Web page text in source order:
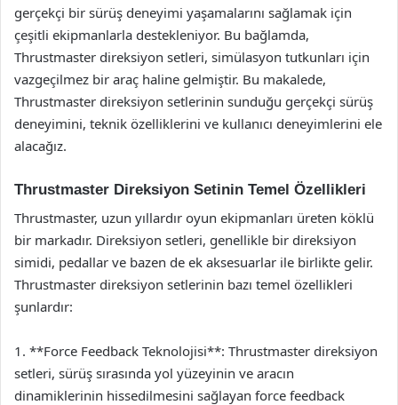
gerçekçi bir sürüş deneyimi yaşamalarını sağlamak için
çeşitli ekipmanlarla destekleniyor. Bu bağlamda,
Thrustmaster direksiyon setleri, simülasyon tutkunları için
vazgeçilmez bir araç haline gelmiştir. Bu makalede,
Thrustmaster direksiyon setlerinin sunduğu gerçekçi sürüş
deneyimini, teknik özelliklerini ve kullanıcı deneyimlerini ele
alacağız.
Thrustmaster Direksiyon Setinin Temel Özellikleri
Thrustmaster, uzun yıllardır oyun ekipmanları üreten köklü
bir markadır. Direksiyon setleri, genellikle bir direksiyon
simidi, pedallar ve bazen de ek aksesuarlar ile birlikte gelir.
Thrustmaster direksiyon setlerinin bazı temel özellikleri
şunlardır:
1. **Force Feedback Teknolojisi**: Thrustmaster direksiyon
setleri, sürüş sırasında yol yüzeyinin ve aracın
dinamiklerinin hissedilmesini sağlayan force feedback